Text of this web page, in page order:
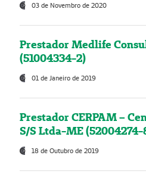
03 de Novembro de 2020
Prestador Medlife
(51004334-2)
01 de Janeiro de 2019
Prestador CERPAM –
S/S Ltda-ME (52004274-
18 de Outubro de 2019